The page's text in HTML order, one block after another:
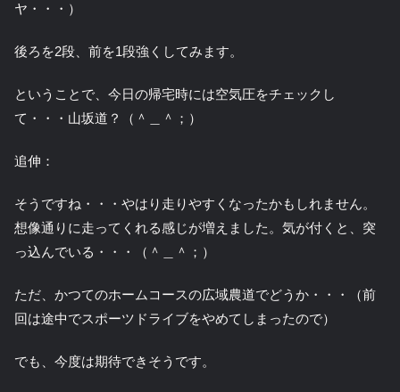
ヤ・・・）
後ろを2段、前を1段強くしてみます。
ということで、今日の帰宅時には空気圧をチェックし
て・・・山坂道？（＾＿＾；）
追伸：
そうですね・・・やはり走りやすくなったかもしれません。
想像通りに走ってくれる感じが増えました。気が付くと、突
っ込んでいる・・・（＾＿＾；）
ただ、かつてのホームコースの広域農道でどうか・・・（前
回は途中でスポーツドライブをやめてしまったので）
でも、今度は期待できそうです。